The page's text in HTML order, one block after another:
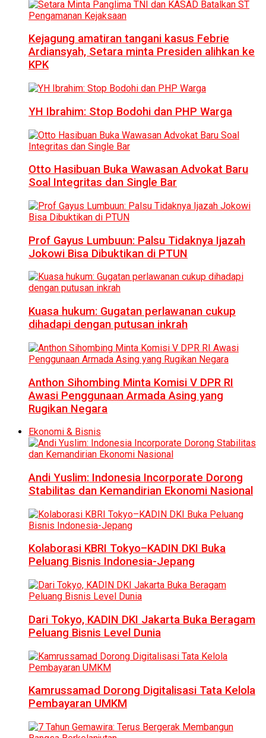
Kejagung amatiran tangani kasus Febrie
Ardiansyah, Setara minta Presiden alihkan ke
KPK
YH Ibrahim: Stop Bodohi dan PHP Warga
Otto Hasibuan Buka Wawasan Advokat Baru
Soal Integritas dan Single Bar
Prof Gayus Lumbuun: Palsu Tidaknya Ijazah
Jokowi Bisa Dibuktikan di PTUN
Kuasa hukum: Gugatan perlawanan cukup
dihadapi dengan putusan inkrah
Anthon Sihombing Minta Komisi V DPR RI
Awasi Penggunaan Armada Asing yang
Rugikan Negara
Ekonomi & Bisnis
Andi Yuslim: Indonesia Incorporate Dorong
Stabilitas dan Kemandirian Ekonomi Nasional
Kolaborasi KBRI Tokyo–KADIN DKI Buka
Peluang Bisnis Indonesia-Jepang
Dari Tokyo, KADIN DKI Jakarta Buka Beragam
Peluang Bisnis Level Dunia
Kamrussamad Dorong Digitalisasi Tata Kelola
Pembayaran UMKM